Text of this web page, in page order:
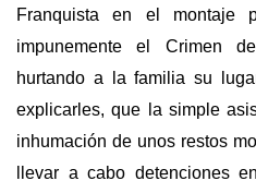
Franquista en el montaje
impunemente el Crimen
hurtando a la familia su
explicarles, que la simple
inhumación de unos restos
llevar a cabo detenciones